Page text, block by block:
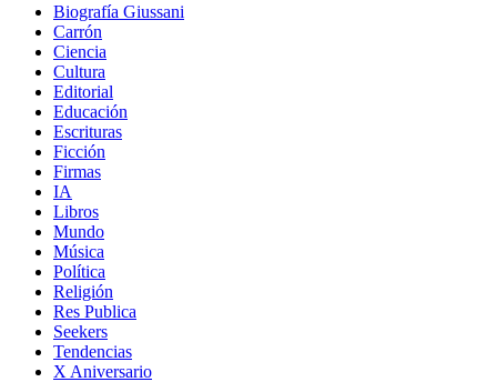
Biografía Giussani
Carrón
Ciencia
Cultura
Editorial
Educación
Escrituras
Ficción
Firmas
IA
Libros
Mundo
Música
Política
Religión
Res Publica
Seekers
Tendencias
X Aniversario